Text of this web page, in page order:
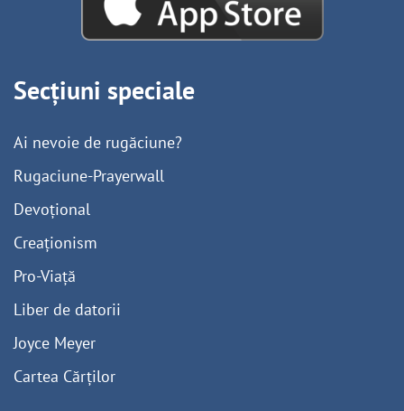
Secțiuni speciale
Ai nevoie de rugăciune?
Rugaciune-Prayerwall
Devoțional
Creaționism
Pro-Viață
Liber de datorii
Joyce Meyer
Cartea Cărților